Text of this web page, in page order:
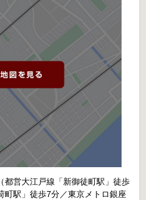
都営大江戸線「新御徒町駅」徒歩
町駅」徒歩7分／東京メトロ銀座